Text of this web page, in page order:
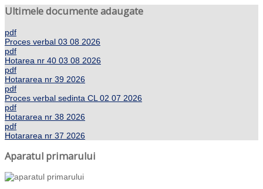
Ultimele documente adaugate
pdf
Proces verbal 03 08 2026
pdf
Hotarea nr 40 03 08 2026
pdf
Hotararea nr 39 2026
pdf
Proces verbal sedinta CL 02 07 2026
pdf
Hotararea nr 38 2026
pdf
Hotararea nr 37 2026
Aparatul primarului